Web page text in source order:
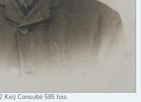
Kio) Consulté 595 fois